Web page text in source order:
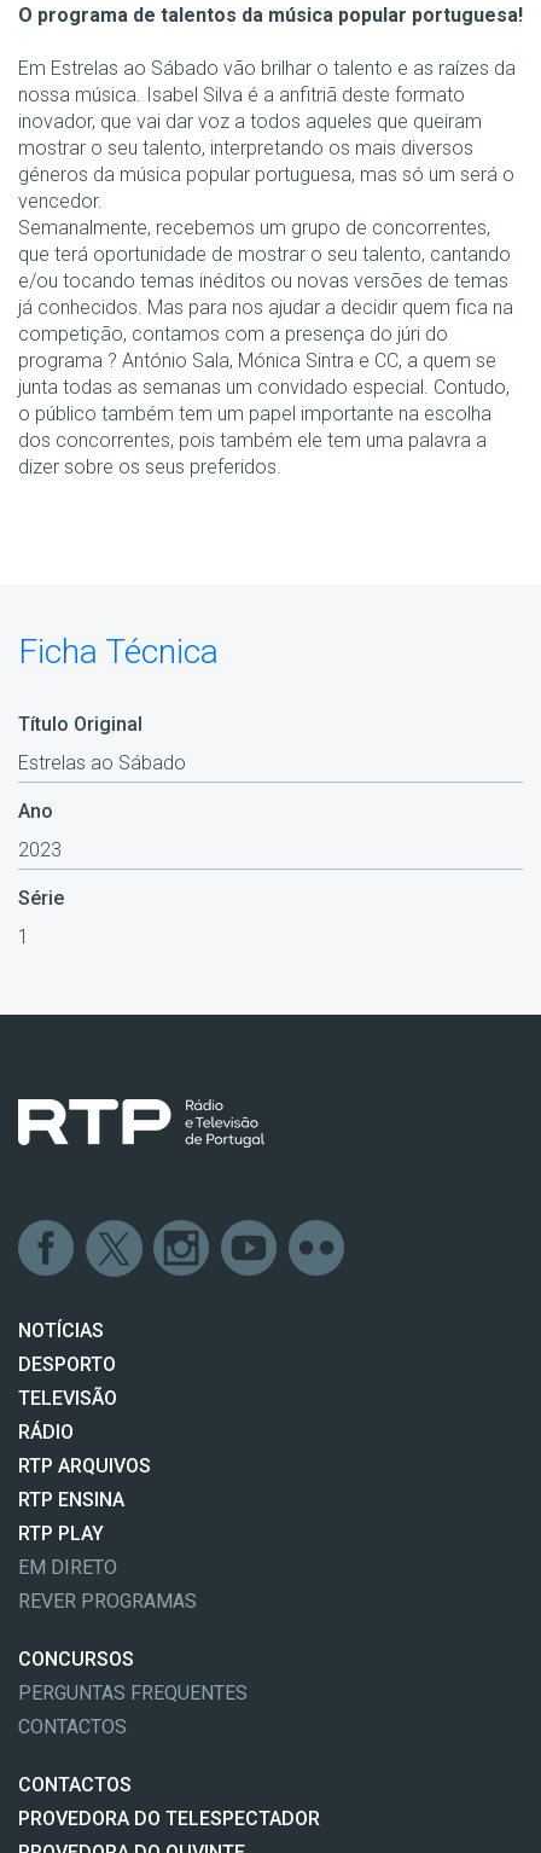
O programa de talentos da música popular portuguesa!
Em Estrelas ao Sábado vão brilhar o talento e as raízes da
nossa música. Isabel Silva é a anfitriã deste formato
inovador, que vai dar voz a todos aqueles que queiram
mostrar o seu talento, interpretando os mais diversos
géneros da música popular portuguesa, mas só um será o
vencedor.
Semanalmente, recebemos um grupo de concorrentes,
que terá oportunidade de mostrar o seu talento, cantando
e/ou tocando temas inéditos ou novas versões de temas
já conhecidos. Mas para nos ajudar a decidir quem fica na
competição, contamos com a presença do júri do
programa ? António Sala, Mónica Sintra e CC, a quem se
junta todas as semanas um convidado especial. Contudo,
o público também tem um papel importante na escolha
dos concorrentes, pois também ele tem uma palavra a
dizer sobre os seus preferidos.
Ficha Técnica
Título Original
Estrelas ao Sábado
Ano
2023
Série
1
NOTÍCIAS
DESPORTO
TELEVISÃO
RÁDIO
RTP ARQUIVOS
RTP ENSINA
RTP PLAY
EM DIRETO
REVER PROGRAMAS
CONCURSOS
PERGUNTAS FREQUENTES
CONTACTOS
CONTACTOS
PROVEDORA DO TELESPECTADOR